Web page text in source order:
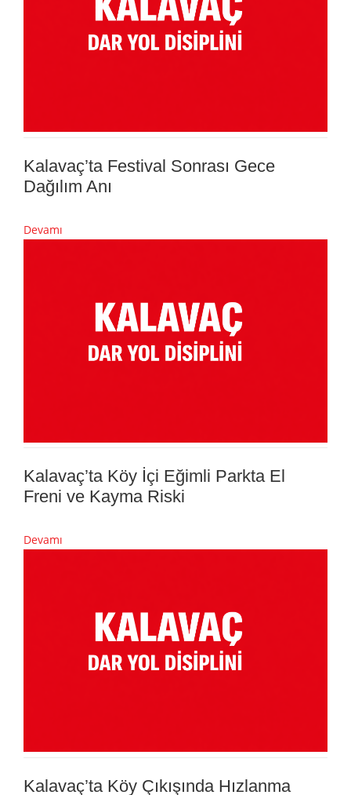
Kalavaç’ta Festival Sonrası Gece
Dağılım Anı
Devamı
Kalavaç’ta Köy İçi Eğimli Parkta El
Freni ve Kayma Riski
Devamı
Kalavaç’ta Köy Çıkışında Hızlanma